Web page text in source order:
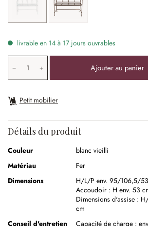
blanc vieilli marron
livrable en 14 à 17 jours ouvrables
Quantité de produit: saisissez la
Ajouter au panier
Petit mobilier
Détails du produit
Couleur
blanc vieilli
Matériau
Fer
Dimensions
H/L/P env. 95/106,5/
Accoudoir : H env. 53
Dimensions d'assise :
cm
Conseil d'entretien
Capacité de charge :